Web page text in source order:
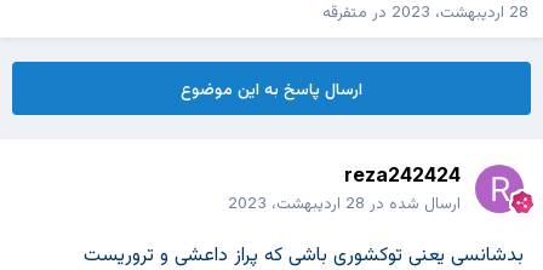
28 اردیبهشت، 2023
در متفرقه
ارسال پاسخ به این موضوع
reza242424
ارسال شده در 28 اردیبهشت، 2023
بدشانسی یعنی توکشوری باشی که پراز داعشی و تروریست